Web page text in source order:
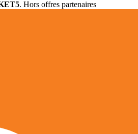
. Hors offres partenaires